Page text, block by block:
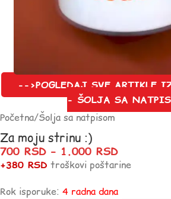
-->POGLEDAJ SVE ARTIKLE
- ŠOLJA SA
Početna/Šolja sa natpisom
Za moju strinu :)
700 RSD – 1.000 RSD
+380 RSD troškovi poštarine
Rok isporuke: 4 radna dana